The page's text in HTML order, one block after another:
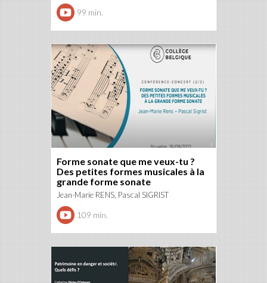
99 min.
Forme sonate que me veux-tu ?
Des petites formes musicales à la
grande forme sonate
Jean-Marie RENS, Pascal SIGRIST
109 min.